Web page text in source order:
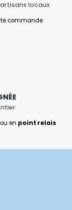
locaux
commande
ou en point relais